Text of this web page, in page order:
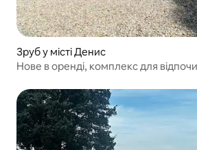
Зруб у місті Денис
Нове в оренді, комплекс для